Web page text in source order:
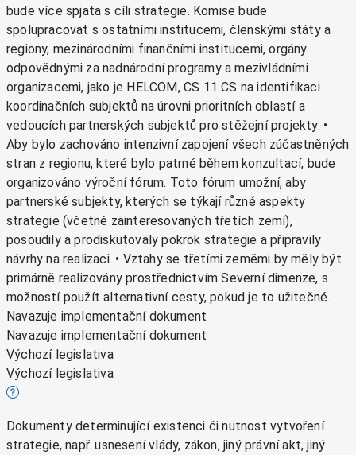
bude více spjata s cíli strategie. Komise bude
spolupracovat s ostatními institucemi, členskými státy a
regiony, mezinárodními finančními institucemi, orgány
odpovědnými za nadnárodní programy a mezivládními
organizacemi, jako je HELCOM, CS 11 CS na identifikaci
koordinačních subjektů na úrovni prioritních oblastí a
vedoucích partnerských subjektů pro stěžejní projekty. •
Aby bylo zachováno intenzivní zapojení všech zúčastněných
stran z regionu, které bylo patrné během konzultací, bude
organizováno výroční fórum. Toto fórum umožní, aby
partnerské subjekty, kterých se týkají různé aspekty
strategie (včetně zainteresovaných třetích zemí),
posoudily a prodiskutovaly pokrok strategie a připravily
návrhy na realizaci. • Vztahy se třetími zeměmi by měly být
primárně realizovány prostřednictvím Severní dimenze, s
možností použít alternativní cesty, pokud je to užitečné.
Navazuje implementační dokument
Navazuje implementační dokument
Výchozí legislativa
Výchozí legislativa
Dokumenty determinující existenci či nutnost vytvoření
strategie, např. usnesení vlády, zákon, jiný právní akt, jiný